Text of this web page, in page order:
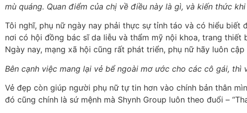
mù quáng. Quan điểm của chị về điều này là gì, và kiến thức
Tôi nghĩ, phụ nữ ngày nay phải thực sự tỉnh táo và có hiểu biết
nơi có hội đồng bác sĩ da liễu và thẩm mỹ nội khoa, trang thiết
Ngày nay, mạng xã hội cũng rất phát triển, phụ nữ hãy luôn
Bên cạnh việc mang lại vẻ bể ngoài mơ ước cho các cô gái,
Vẻ đẹp còn giúp người phụ nữ tự tin hơn vào chính bản thân
đó cũng chính là sứ mệnh mà Shynh Group luôn theo đuổi –